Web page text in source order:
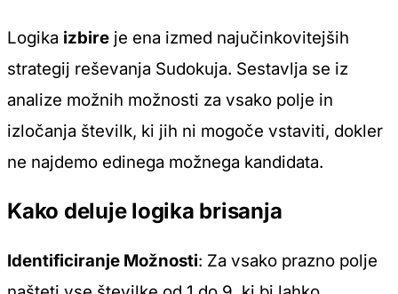
Logika izbire je ena izmed najučinkovitejših
strategij reševanja Sudokuja. Sestavlja se iz
analize možnih možnosti za vsako polje in
izločanja številk, ki jih ni mogoče vstaviti, dokler
ne najdemo edinega možnega kandidata.
Kako deluje logika brisanja
Identificiranje Možnosti: Za vsako prazno polje